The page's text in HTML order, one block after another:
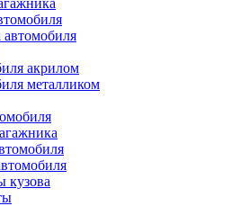
автомобиля
акрилом
металликом
кузова